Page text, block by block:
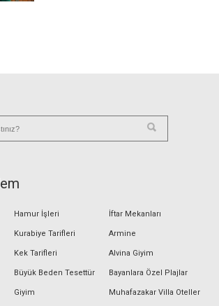
Hamur İşleri
Kurabiye Tarifleri
Kek Tarifleri
Büyük Beden Tesettür
Giyim
İftar Mekanları
Armine
Alvina Giyim
Bayanlara Özel Plajlar
Muhafazakar Villa Oteller